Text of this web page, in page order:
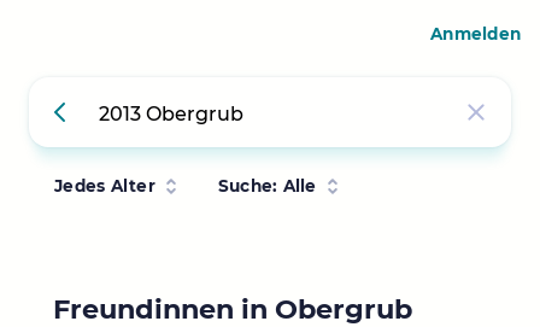
Jedes Alter Suche: Alle
Freundinnen in Obergrub
Anmelden